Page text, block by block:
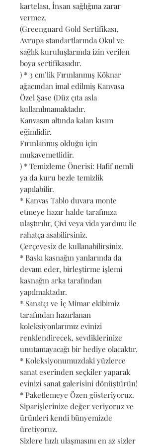
kartelası, İnsan sağlığına zarar
vermez.
(Greenguard Gold Sertifikası,
Avrupa standartlarında Okul ve
sağlık kuruluşlarında izin verilen
boya sertifikasıdır.
) * 3 cm’lik Fırınlanmış Köknar
ağacından imal edilmiş Kanvasa
Özel Şase (Düz çıta asla
kullanılmamaktadır.
Kanvasın altında kalan kısım
eğimlidir.
Fırınlanmış olduğu için
mukavemetlidir.
) * Temizleme Önerisi: Hafif nemli
ya da kuru bezle temizlik
yapılabilir.
* Kanvas Tablo duvara monte
etmeye hazır halde tarafınıza
ulaştırılır, Çivi veya vida yardımı ile
rahatça asabilirsiniz.
Çerçevesiz de kullanabilirsiniz.
* Baskı kasnağın yanlarında da
devam eder, birleştirme işlemi
kasnağın arka tarafından
yapılmaktadır.
* Sanatçı ve İç Mimar ekibimiz
tarafından hazırlanan
koleksiyonlarımız evinizi
renklendirecek, sevdiklerinize
unutamayacağı bir hediye olacaktır.
* Koleksiyonumuzdaki yüzlerce
sanat eserinden seçkiler yaparak
evinizi sanat galerisini dönüştürün!
* Paketlemeye Özen gösteriyoruz.
Siparişlerinize değer veriyoruz ve
ürünleri kendi bünyemizde
üretiyoruz.
Sizlere hızlı ulaşmasını en az sizler